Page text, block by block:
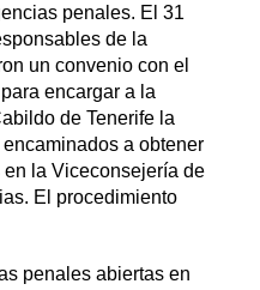
penales. El 31
de la
un convenio con el
encargar a la
de Tenerife la
a obtener
en la Viceconsejería de
El procedimiento
penales abiertas en